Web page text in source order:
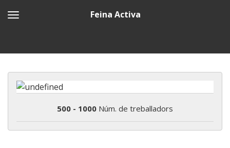
Feina Activa
500 - 1000 Núm. de treballadors